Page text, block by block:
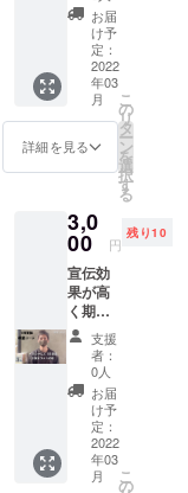
又は
メール
を経由
してDM
にてお
礼メッ
セージ
を送ら
せて頂
きま
備考欄
にイン
スタグ
ラムア
カウン
ト名を
記入く
ださい
メール
の際は
メール
アドレ
スを備
考欄に
て記入
お届
け予
定：
2022
年03
月
詳細を見る
こ
の
リ
タ
ー
ン
を
選
択
す
る
3,0
00 円
残り10
宣伝効
果が高
く期待
される
有料広
告によ
る店舗
紹介の
投稿日
に ス
トー
リーに
支援
者：
0人
お届
け予
定：
2022
年03
月
こ
の